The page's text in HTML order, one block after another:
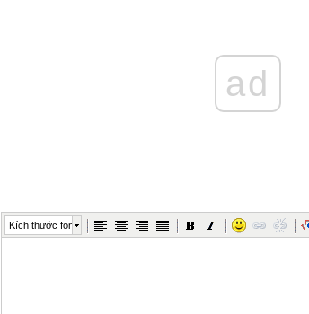
ad
Kích thước font